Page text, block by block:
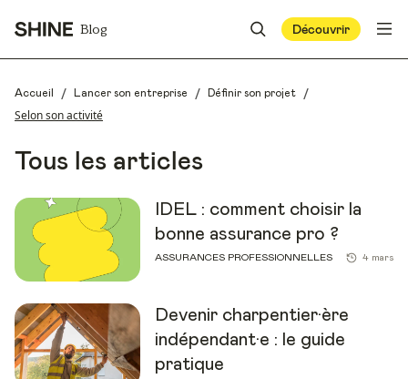
Blog Découvrir
Accueil / Lancer son entreprise / Définir son projet /
Selon son activité
Tous les articles
IDEL : comment choisir la
bonne assurance pro ?
ASSURANCES PROFESSIONNELLES 4 mars
Devenir charpentier·ère
indépendant·e : le guide
pratique